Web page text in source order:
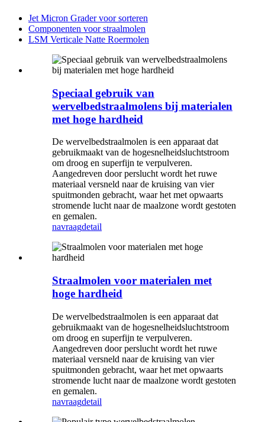
Jet Micron Grader voor sorteren
Componenten voor straalmolen
LSM Verticale Natte Roermolen
Speciaal gebruik van
wervelbedstraalmolens bij materialen
met hoge hardheid
De wervelbedstraalmolen is een apparaat dat
gebruikmaakt van de hogesnelheidsluchtstroom
om droog en superfijn te verpulveren.
Aangedreven door perslucht wordt het ruwe
materiaal versneld naar de kruising van vier
spuitmonden gebracht, waar het met opwaarts
stromende lucht naar de maalzone wordt gestoten
en gemalen.
navraagdetail
Straalmolen voor materialen met
hoge hardheid
De wervelbedstraalmolen is een apparaat dat
gebruikmaakt van de hogesnelheidsluchtstroom
om droog en superfijn te verpulveren.
Aangedreven door perslucht wordt het ruwe
materiaal versneld naar de kruising van vier
spuitmonden gebracht, waar het met opwaarts
stromende lucht naar de maalzone wordt gestoten
en gemalen.
navraagdetail